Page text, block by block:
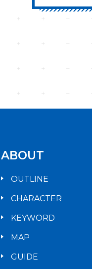
ABOUT
OUTLINE
CHARACTER
KEYWORD
MAP
GUIDE